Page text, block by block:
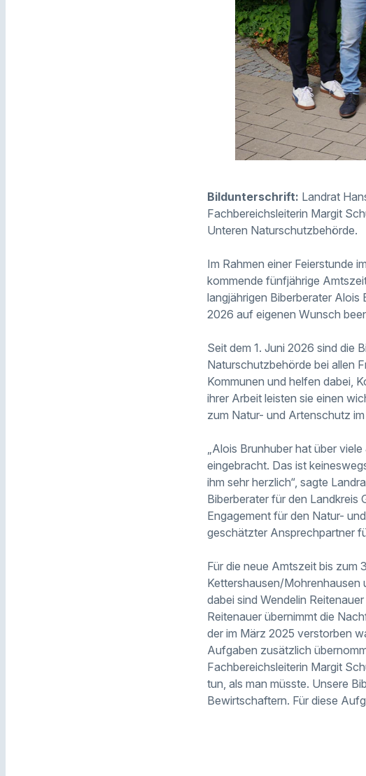
Bildunterschrift: Landrat
Fachbereichsleiterin Margit
Unteren Naturschutzbehörde.
Im Rahmen einer Feierstunde
kommende fünfjährige
langjährigen Biberberater Alois
2026 auf eigenen Wunsch
Seit dem 1. Juni 2026 sind die
Naturschutzbehörde bei allen
Kommunen und helfen dabei,
ihrer Arbeit leisten sie einen
zum Natur- und Artenschutz
„Alois Brunhuber hat über
eingebracht. Das ist
ihm sehr herzlich“, sagte
Biberberater für den Landkreis
Engagement für den Natur-
geschätzter Ansprechpartner
Für die neue Amtszeit bis zum
Kettershausen/Mohrenhausen
dabei sind Wendelin
Reitenauer übernimmt die
der im März 2025 verstorben
Aufgaben zusätzlich
Fachbereichsleiterin Margit
tun, als man müsste. Unsere
Bewirtschaftern. Für diese